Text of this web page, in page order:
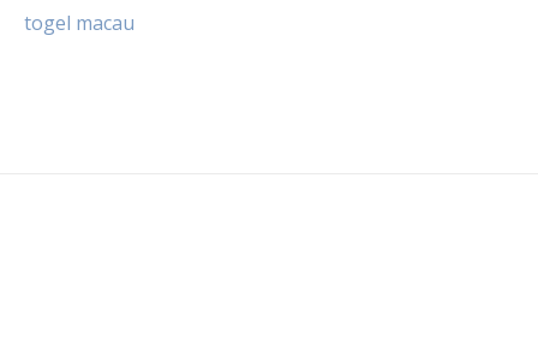
togel macau